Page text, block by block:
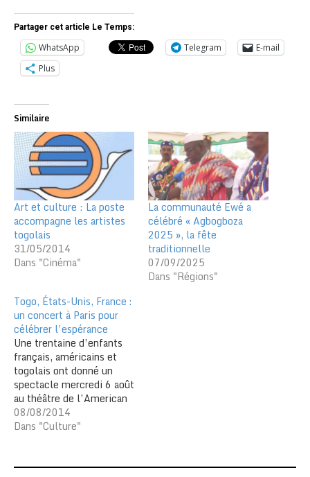
Partager cet article Le Temps:
WhatsApp Telegram
E-mail
Plus
Similaire
Art et culture : La poste
accompagne les artistes
togolais
31/05/2014
Dans "Cinéma"
La communauté Ewé a
célébré « Agbogboza
2025 », la fête
traditionnelle
07/09/2025
Dans "Régions"
Togo, États-Unis, France :
un concert à Paris pour
célébrer l’espérance
Une trentaine d’enfants
français, américains et
togolais ont donné un
spectacle mercredi 6 août
au théâtre de l’American
Church de Paris. Trois
associations qui
l’Espérance au Togo,
08/08/2014
Dans "Culture"